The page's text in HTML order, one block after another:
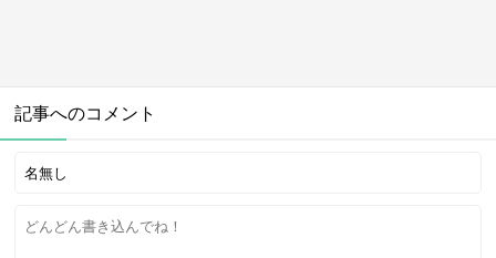
記事へのコメント